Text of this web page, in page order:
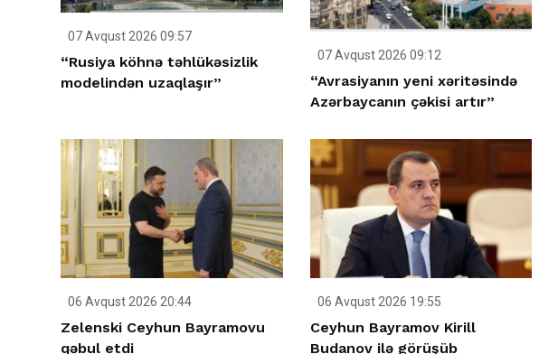
07 Avqust 2026 09:57
“Rusiya köhnə təhlükəsizlik
modelindən uzaqlaşır”
07 Avqust 2026 09:12
“Avrasiyanın yeni xəritəsində
Azərbaycanın çəkisi artır”
06 Avqust 2026 20:44
Zelenski Ceyhun Bayramovu
qəbul etdi
06 Avqust 2026 19:55
Ceyhun Bayramov Kirill
Budanov ilə görüşüb